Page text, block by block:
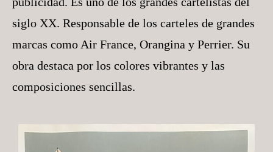
siglo XX. Responsable de los carteles de grandes
marcas como Air France, Orangina y Perrier. Su
obra destaca por los colores vibrantes y las
composiciones sencillas.